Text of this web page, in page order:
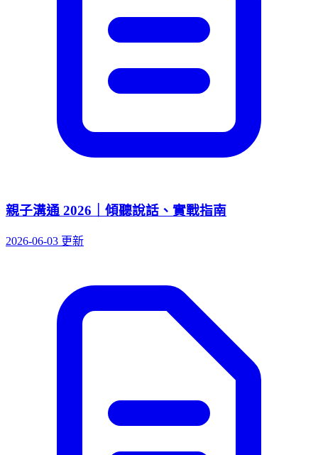
親子溝通 2026｜傾聽說話、實戰指南
2026-06-03 更新